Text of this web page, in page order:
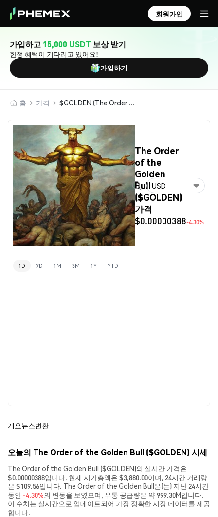
회원가입
가입하고 15,000 USDT 보상 받기
한정 혜택이 기다리고 있어요!
가입하기
홈 가격 $GOLDEN (The Order of the Golden Bull)
The Order
of the
Golden
Bull
($GOLDEN)
가격
$0.00000388-4.30%
USD
1D 7D 1M 3M 1Y YTD
개요뉴스변환
오늘의 The Order of the Golden Bull ($GOLDEN) 시세
The Order of the Golden Bull ($GOLDEN)의 실시간 가격은
$0.00000388입니다. 현재 시가총액은 $3,880.00이며, 24시간 거래량
은 $109.56입니다. The Order of the Golden Bull은(는) 지난 24시간
동안 -4.30%의 변동을 보였으며, 유통 공급량은 약 999.30M입니다.
이 수치는 실시간으로 업데이트되어 가장 정확한 시장 데이터를 제공
합니다.